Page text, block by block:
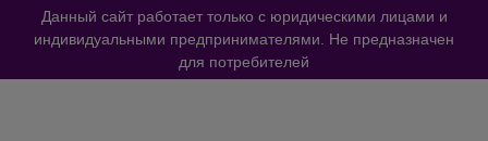
Данный сайт работает только с юридическими лицами и
индивидуальными предпринимателями. Не предназначен
для потребителей